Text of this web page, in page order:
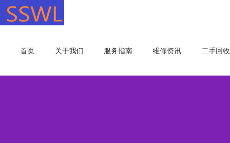
首页 关于我们 服务指南 维修资讯 二手回收